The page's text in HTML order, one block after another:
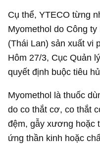
Cụ thể, YTECO từng
Myomethol do Công
(Thái Lan) sản xuất vi
Hôm 27/3, Cục Quản
quyết định buộc tiêu
Myomethol là thuốc
do co thắt cơ, co thắt
đệm, gẫy xương hoặc
ứng thần kinh hoặc